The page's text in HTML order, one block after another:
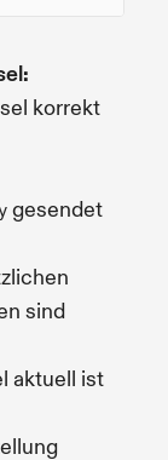
korrekt
gesendet
sind
aktuell ist